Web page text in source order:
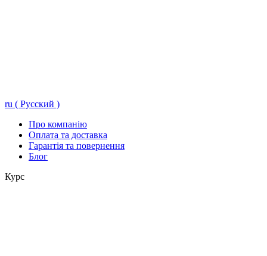
ru ( Русский )
Про компанію
Оплата та доставка
Гарантія та повернення
Блог
Курс